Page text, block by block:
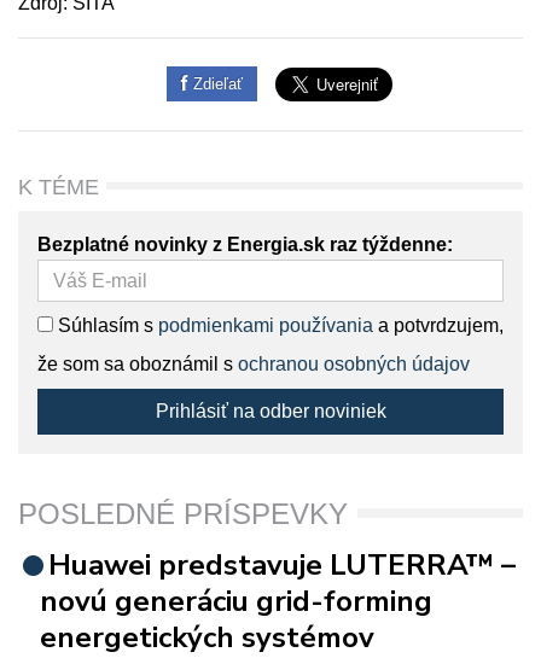
Zdieľať
K TÉME
Bezplatné novinky z Energia.sk raz týždenne:
Súhlasím s podmienkami používania a potvrdzujem,
že som sa oboznámil s ochranou osobných údajov
Prihlásiť na odber noviniek
POSLEDNÉ PRÍSPEVKY
Huawei predstavuje LUTERRA™ –
novú generáciu grid-forming
energetických systémov